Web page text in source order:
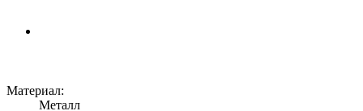
Материал:
Металл